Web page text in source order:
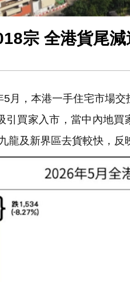
宗 全港貨尾
月，本港一手住宅市場
引買家入市，當中內地
龍及新界區去貨較快，反